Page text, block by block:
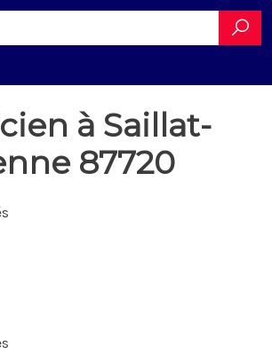
à Saillat-
87720